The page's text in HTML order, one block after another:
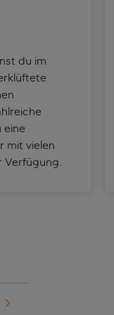
du im
eine
mit vielen
Verfügung.